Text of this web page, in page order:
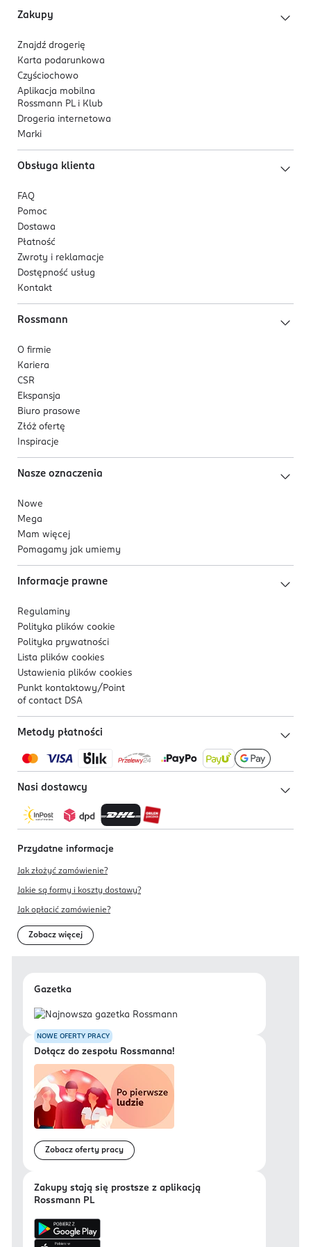
Zakupy
Znajdź drogerię
Karta podarunkowa
Czyściochowo
Aplikacja mobilna
Rossmann PL i Klub
Drogeria internetowa
Marki
Obsługa klienta
FAQ
Pomoc
Dostawa
Płatność
Zwroty i reklamacje
Dostępność usług
Kontakt
Rossmann
O firmie
Kariera
CSR
Ekspansja
Biuro prasowe
Złóż ofertę
Inspiracje
Nasze oznaczenia
Nowe
Mega
Mam więcej
Pomagamy jak umiemy
Informacje prawne
Regulaminy
Polityka plików cookie
Polityka prywatności
Lista plików cookies
Ustawienia plików cookies
Punkt kontaktowy/ Point
of contact DSA
Metody płatności
Nasi dostawcy
Przydatne informacje
Jak złożyć zamówienie?
Jakie są formy i koszty dostawy?
Jak opłacić zamówienie?
Zobacz więcej
Gazetka
NOWE OFERTY PRACY
Dołącz do zespołu Rossmanna!
Zobacz oferty pracy
Zakupy stają się prostsze z aplikacją
Rossmann PL